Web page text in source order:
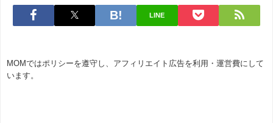
LINE
MOMではポリシーを遵守し、アフィリエイト広告を利用・運営費にして
います。